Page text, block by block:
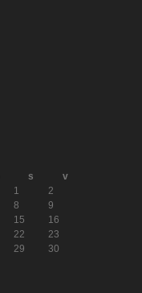
s
v
1
2
8
9
15
16
22
23
29
30